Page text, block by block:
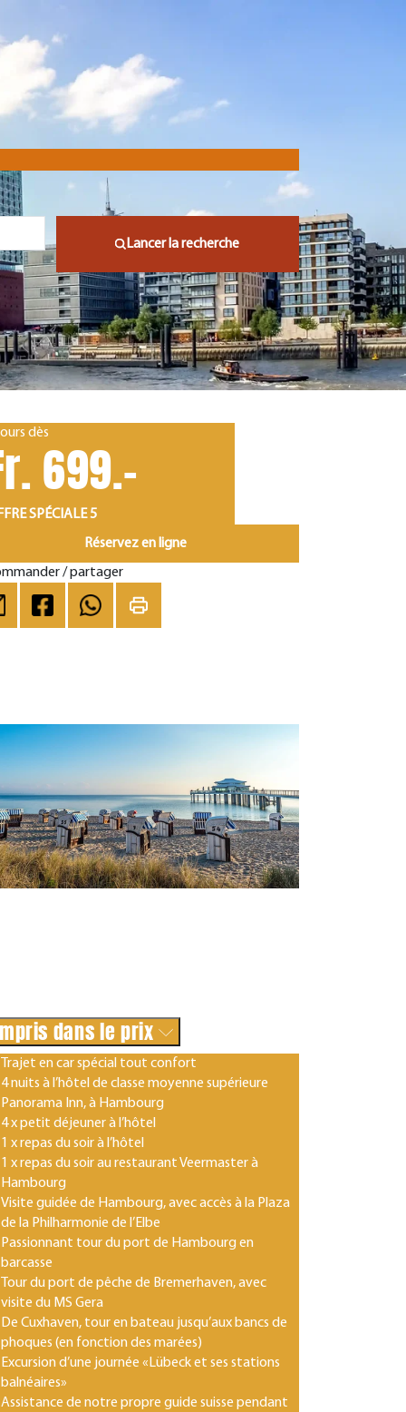
Lancer la recherche
dès
699.-
SPÉCIALE 5
Réservez en ligne
/ partager
dans le prix
Trajet en car spécial tout confort
4 nuits à l’hôtel de classe moyenne supérieure
Panorama Inn, à Hambourg
4 x petit déjeuner à l’hôtel
1 x repas du soir à l’hôtel
1 x repas du soir au restaurant Veermaster à
Hambourg
Visite guidée de Hambourg, avec accès à la Plaza
de la Philharmonie de l’Elbe
Passionnant tour du port de Hambourg en
barcasse
Tour du port de pêche de Bremerhaven, avec
visite du MS Gera
De Cuxhaven, tour en bateau jusqu’aux bancs de
phoques (en fonction des marées)
Excursion d’une journée «Lübeck et ses stations
balnéaires»
Assistance de notre propre guide suisse pendant